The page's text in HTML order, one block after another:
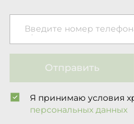
Введите номер
Отправить
Я принимаю условия
персональных данных